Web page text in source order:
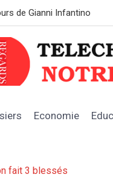
RÉAFFIRME LE
Economie
fait 3 blessés